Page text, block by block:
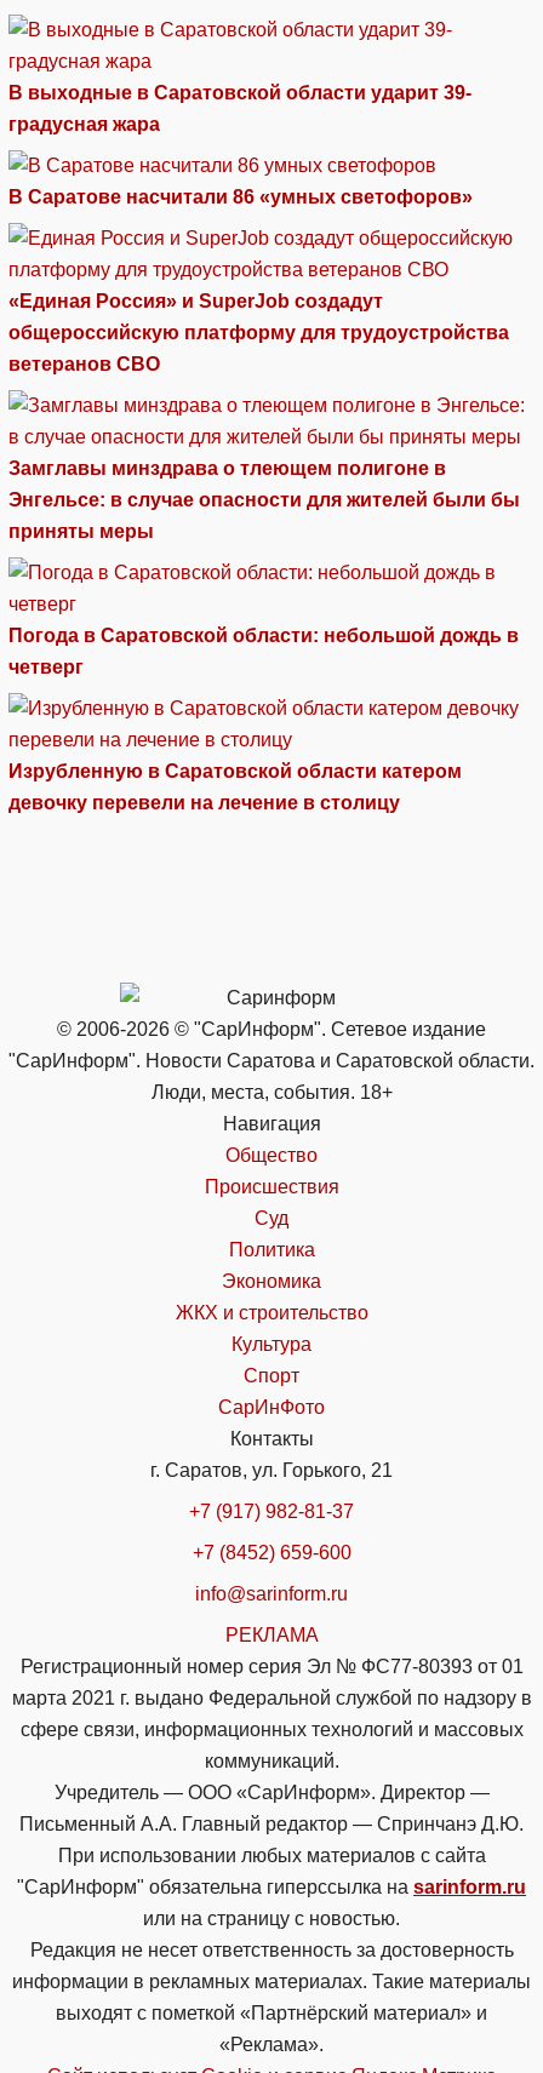
В выходные в Саратовской области ударит 39-
градусная жара
В Саратове насчитали 86 «умных светофоров»
«Единая Россия» и SuperJob создадут
общероссийскую платформу для трудоустройства
ветеранов СВО
Замглавы минздрава о тлеющем полигоне в
Энгельсе: в случае опасности для жителей были бы
приняты меры
Погода в Саратовской области: небольшой дождь в
четверг
Изрубленную в Саратовской области катером
девочку перевели на лечение в столицу
© 2006-2026 © "СарИнформ". Сетевое издание
"СарИнформ". Новости Саратова и Саратовской области.
Люди, места, события. 18+
Навигация
Общество
Происшествия
Суд
Политика
Экономика
ЖКХ и строительство
Культура
Спорт
СарИнФото
Контакты
г. Саратов, ул. Горького, 21
+7 (917) 982-81-37
+7 (8452) 659-600
info@sarinform.ru
РЕКЛАМА
Регистрационный номер серия Эл № ФС77-80393 от 01
марта 2021 г. выдано Федеральной службой по надзору в
сфере связи, информационных технологий и массовых
коммуникаций.
Учредитель — ООО «СарИнформ». Директор —
Письменный А.А. Главный редактор — Спринчанэ Д.Ю.
При использовании любых материалов с сайта
"СарИнформ" обязательна гиперссылка на sarinform.ru
или на страницу с новостью.
Редакция не несет ответственность за достоверность
информации в рекламных материалах. Такие материалы
выходят с пометкой «Партнёрский материал» и
«Реклама».